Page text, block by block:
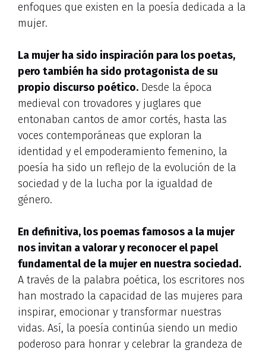
enfoques que existen en la poesía dedicada a la
mujer.
La mujer ha sido inspiración para los poetas,
pero también ha sido protagonista de su
propio discurso poético. Desde la época
medieval con trovadores y juglares que
entonaban cantos de amor cortés, hasta las
voces contemporáneas que exploran la
identidad y el empoderamiento femenino, la
poesía ha sido un reflejo de la evolución de la
sociedad y de la lucha por la igualdad de
género.
En definitiva, los poemas famosos a la mujer
nos invitan a valorar y reconocer el papel
fundamental de la mujer en nuestra sociedad.
A través de la palabra poética, los escritores nos
han mostrado la capacidad de las mujeres para
inspirar, emocionar y transformar nuestras
vidas. Así, la poesía continúa siendo un medio
poderoso para honrar y celebrar la grandeza de